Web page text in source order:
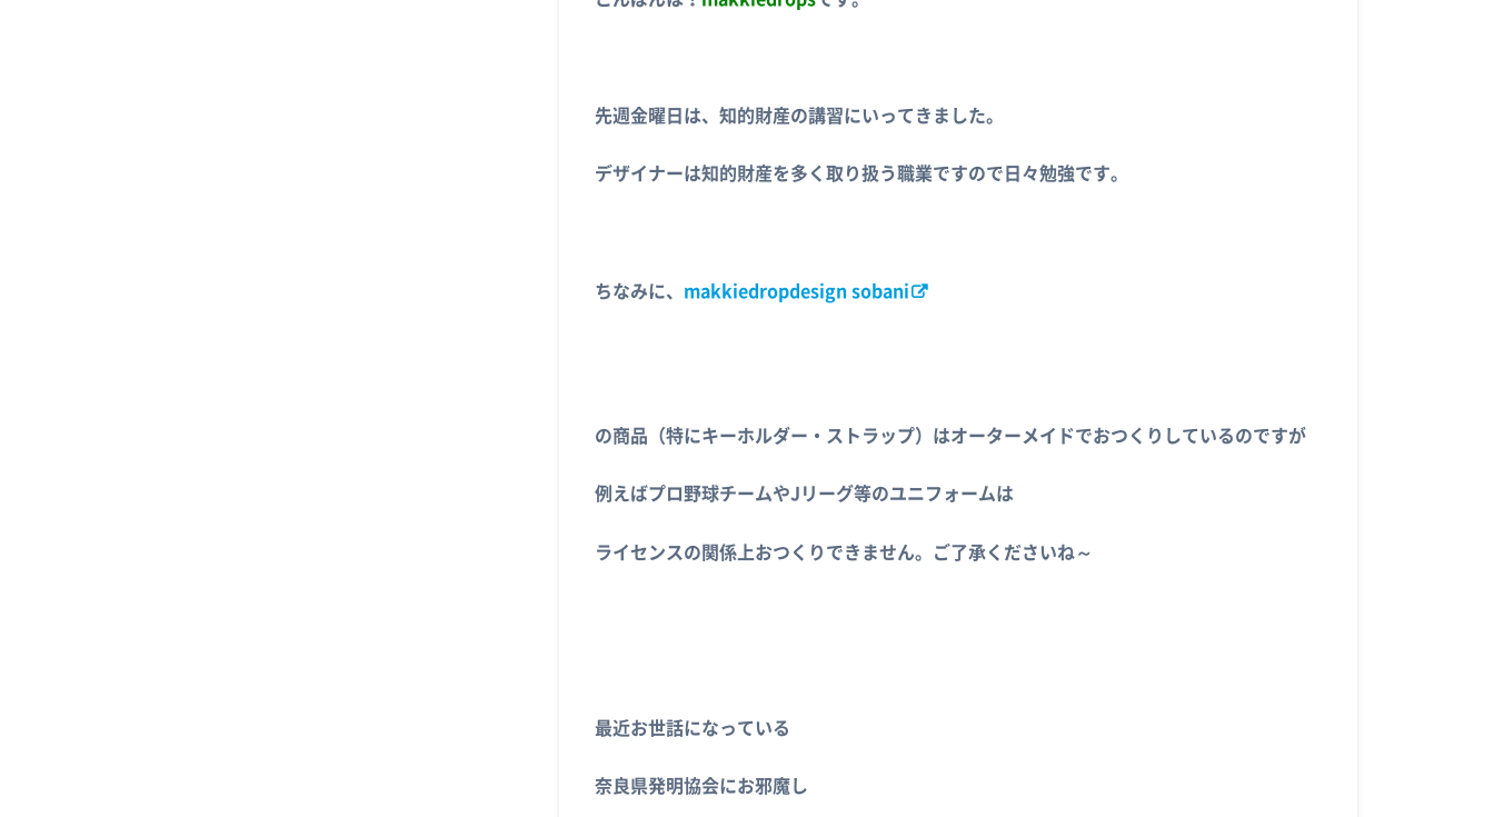
先週金曜日は、知的財産の講習にいってきました。
デザイナーは知的財産を多く取り扱う職業ですので日々勉強です。
ちなみに、 makkiedropdesign sobani
の商品（特にキーホルダー・ストラップ）はオーターメイドでおつくりしているのですが
例えばプロ野球チームやJリーグ等のユニフォームは
ライセンスの関係上おつくりできません。ご了承くださいね～
最近お世話になっている
奈良県発明協会にお邪魔し